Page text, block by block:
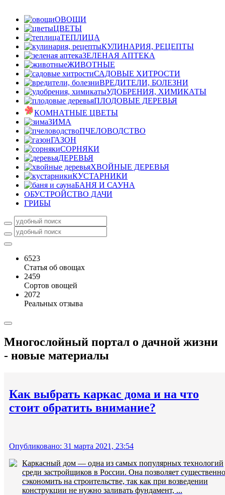
ОВОЩИ
ЦВЕТЫ
ТЕПЛИЦА
КУЛИНАРИЯ, РЕЦЕПТЫ
ЗЕЛЕНАЯ АПТЕКА
ЖИВОТНЫЕ
САДОВЫЕ ХИТРОСТИ
ВРЕДИТЕЛИ, БОЛЕЗНИ
УДОБРЕНИЯ, ХИМИКАТЫ
ПЛОДОВЫЕ ДЕРЕВЬЯ
КОМНАТНЫЕ ЦВЕТЫ
ЗИМА
ПЧЕЛОВОДСТВО
ГАЗОН
СОРНЯКИ
ДЕРЕВЬЯ
ХВОЙНЫЕ ДЕРЕВЬЯ
КУСТАРНИКИ
БАНЯ И САУНА
ОБУСТРОЙСТВО ДАЧИ
ГРИБЫ
6523
Статья об овощах
2459
Сортов овощей
2072
Реальных отзыва
Многослойный портал о дачной жизни
- новые материалы
Как выбрать каркас дома и на что
стоит обратить внимание?
Опубликовано: 31 марта 2021, 23:54
Каркасный дом — одна из самых популярных технологий
среди застройщиков в России. Она позволяет существенно
сэкономить на строительстве, так как при возведении
конструкции не нужно заливать фундамент, ...